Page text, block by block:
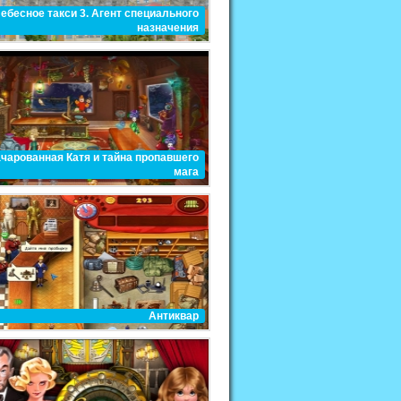
такси 3. Агент специального
назначения
Катя и тайна пропавшего
мага
Антиквар